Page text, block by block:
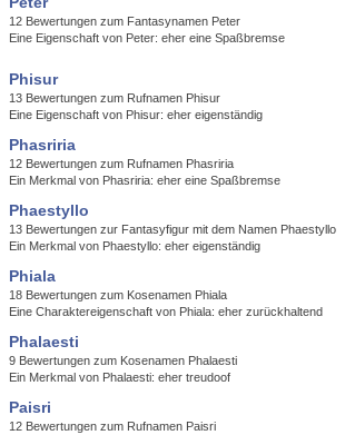
12 Bewertungen zum Fantasynamen Peter
Eine Eigenschaft von Peter: eher eine Spaßbremse
Phisur
13 Bewertungen zum Rufnamen Phisur
Eine Eigenschaft von Phisur: eher eigenständig
Phasriria
12 Bewertungen zum Rufnamen Phasriria
Ein Merkmal von Phasriria: eher eine Spaßbremse
Phaestyllo
13 Bewertungen zur Fantasyfigur mit dem Namen Phaestyllo
Ein Merkmal von Phaestyllo: eher eigenständig
Phiala
18 Bewertungen zum Kosenamen Phiala
Eine Charaktereigenschaft von Phiala: eher zurückhaltend
Phalaesti
9 Bewertungen zum Kosenamen Phalaesti
Ein Merkmal von Phalaesti: eher treudoof
Paisri
12 Bewertungen zum Rufnamen Paisri